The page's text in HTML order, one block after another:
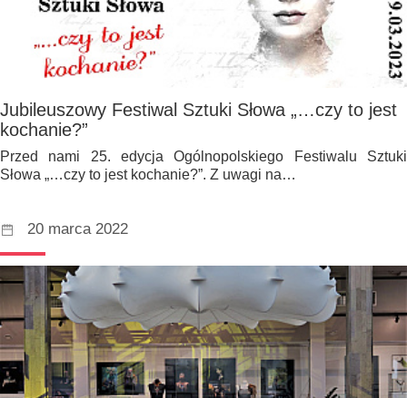
Jubileuszowy Festiwal Sztuki Słowa „…czy to jest
kochanie?”
Przed nami 25. edycja Ogólnopolskiego Festiwalu Sztuki
Słowa „…czy to jest kochanie?”. Z uwagi na…
20 marca 2022